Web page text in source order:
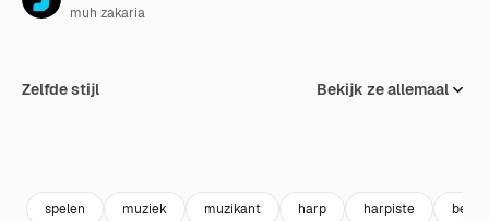
muh zakaria
Zelfde stijl Bekijk ze allemaal
spelen muziek muzikant harp harpiste